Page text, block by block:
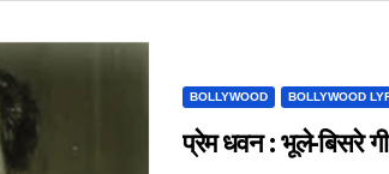
BOLLYWOOD BOLLYWOOD
प्रेम धवन : भूले-बिसरे